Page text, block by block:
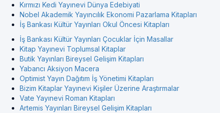
Kırmızı Kedi Yayınevi Dünya Edebiyati
Nobel Akademik Yayıncılık Ekonomi Pazarlama Kitapları
İş Bankası Kültür Yayınları Okul Öncesi Kitapları
İş Bankası Kültür Yayınları Çocuklar İçin Masallar
Kitap Yayınevi Toplumsal Kitaplar
Butik Yayınları Bireysel Gelişim Kitapları
Yabancı Aksiyon Macera
Optimist Yayın Dağıtım İş Yönetimi Kitapları
Bizim Kitaplar Yayınevi Kişiler Üzerine Araştırmalar
Vate Yayınevi Roman Kitapları
Artemis Yayınları Bireysel Gelişim Kitapları